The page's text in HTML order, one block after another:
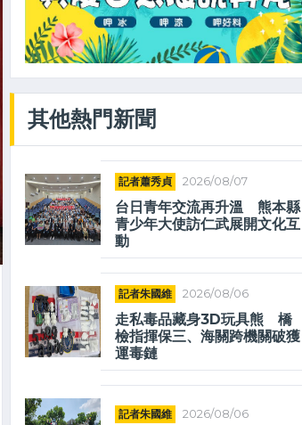
其他熱門新聞
記者蕭秀貞 2026/08/07
台日青年交流再升溫 熊本縣
青少年大使訪仁武展開文化互
動
記者朱國維 2026/08/06
走私毒品藏身3D玩具熊 橋
檢指揮保三、海關跨機關破獲
運毒鏈
記者朱國維 2026/08/06